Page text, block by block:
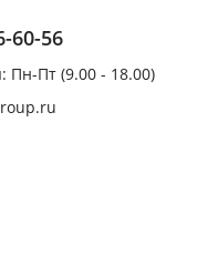
60-56
Пн-Пт (9.00 - 18.00)